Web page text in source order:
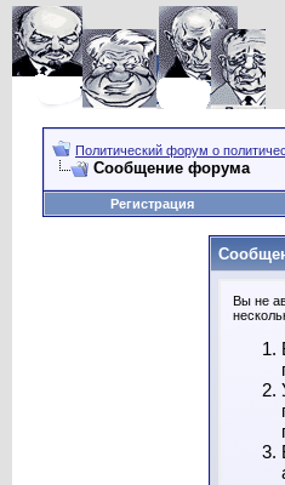
Политический форум о
Сообщение форума
Регистрация
Вы не